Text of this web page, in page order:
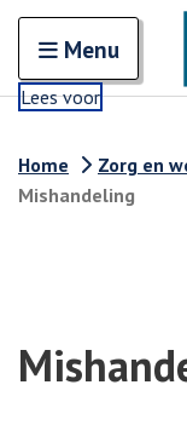
Open en
Menu
Lees voor
Home Zorg en
Mishandeling